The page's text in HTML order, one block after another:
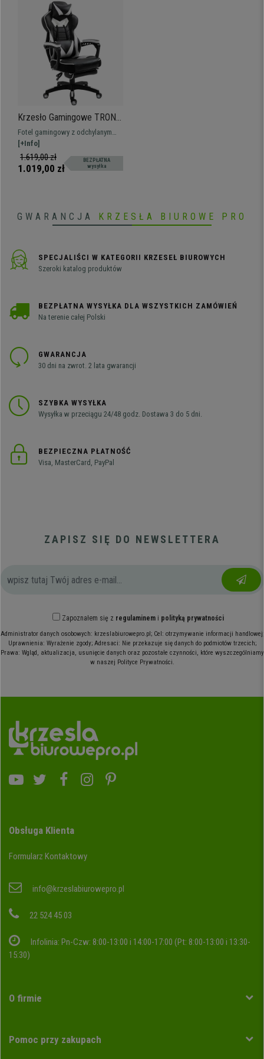
Krzesło Gamingowe TRONE
z Podnóżkiem, Odchylane,
Poduszki Lędźwiowa i
Szyjna, Skóra, kolor Czarno-
Biały
Fotel gamingowy z odchylanym
oparciem i wysuwanym
podnóżkiem. Ergonomicznie
zaprojektowany, z poduszkami
[+Info]
1.619,00 zł
1.019,00 zł
BEZPŁATNA
wysyłka
GWARANCJA KRZESŁA BIUROWE PRO
SPECJALIŚCI W KATEGORII KRZESEŁ BIUROWYCH
Szeroki katalog produktów
BEZPŁATNA WYSYŁKA DLA WSZYSTKICH ZAMÓWIEŃ
Na terenie całej Polski
GWARANCJA
30 dni na zwrot. 2 lata gwarancji
SZYBKA WYSYŁKA
Wysyłka w przeciągu 24/48 godz. Dostawa 3 do 5 dni.
BEZPIECZNA PŁATNOŚĆ
Visa, MasterCard, PayPal
ZAPISZ SIĘ DO NEWSLETTERA
Zapoznałem się z regulaminemi polityką prywatności
Administrator danych osobowych: krzeslabiurowepro.pl; Cel: otrzymywanie informacji handlowej;
Uprawnienia: Wyrażenie zgody; Adresaci: Nie przekazuje się danych do podmiotów trzecich;
Prawa: Wgląd, aktualizacja, usunięcie danych oraz pozostałe czynności, które wyszczególniamy
w naszej Polityce Prywatności.
Obsługa Klienta
Formularz Kontaktowy
info@krzeslabiurowepro.pl
22 524 45 03
Infolinia: Pn-Czw: 8:00-13:00 i 14:00-17:00 (Pt: 8:00-13:00 i 13:30-
15:30)
O firmie
Pomoc przy zakupach